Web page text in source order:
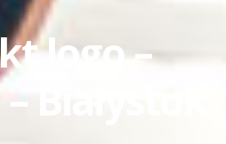
logo –
Białystok